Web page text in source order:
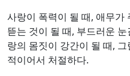
사랑이 폭력이 될 때, 애무가
뜯는 것이 될 때, 부드러운
랑의 몸짓이 강간이 될 때,
적이어서 처절하다.